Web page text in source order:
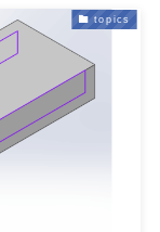
topics